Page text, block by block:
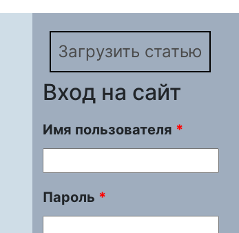
Загрузить статью
Вход на сайт
Имя пользователя *
Пароль *